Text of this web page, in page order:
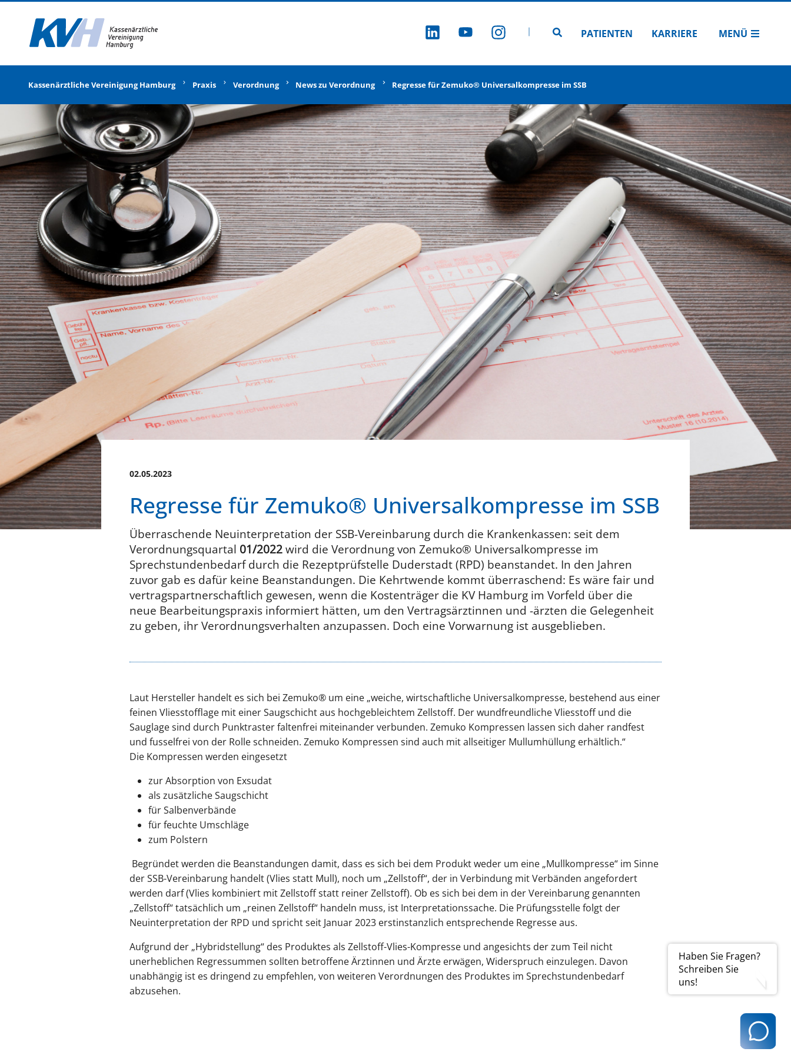
ZU LINKEDIN
ZU YOUTUBE
ZU INSTAGRAM
Zur Seitensuche
PATIENTEN KARRIERE MENÜ
Haben Sie Fragen?
Schreiben Sie
uns!
Kassenärztliche Vereinigung Hamburg Praxis Verordnung News zu Verordnung Regresse für Zemuko® Universalkompresse im SSB
02.05.2023
Regresse für Zemuko® Universalkompresse im SSB
Überraschende Neuinterpretation der SSB-Vereinbarung durch die Krankenkassen: seit dem
Verordnungsquartal 01/2022wird die Verordnung von Zemuko® Universalkompresse im
Sprechstundenbedarf durch die Rezeptprüfstelle Duderstadt (RPD) beanstandet. In den Jahren
zuvor gab es dafür keine Beanstandungen. Die Kehrtwende kommt überraschend: Es wäre fair und
vertragspartnerschaftlich gewesen, wenn die Kostenträger die KV Hamburg im Vorfeld über die
neue Bearbeitungspraxis informiert hätten, um den Vertragsärztinnen und -ärzten die Gelegenheit
zu geben, ihr Verordnungsverhalten anzupassen. Doch eine Vorwarnung ist ausgeblieben.
Laut Hersteller handelt es sich bei Zemuko® um eine „weiche, wirtschaftliche Universalkompresse, bestehend aus einer
feinen Vliesstofflage mit einer Saugschicht aus hochgebleichtem Zellstoff. Der wundfreundliche Vliesstoff und die
Sauglage sind durch Punktraster faltenfrei miteinander verbunden. Zemuko Kompressen lassen sich daher randfest
und fusselfrei von der Rolle schneiden. Zemuko Kompressen sind auch mit allseitiger Mullumhüllung erhältlich.“
Die Kompressen werden eingesetzt
zur Absorption von Exsudat
als zusätzliche Saugschicht
für Salbenverbände
für feuchte Umschläge
zum Polstern
Begründet werden die Beanstandungen damit, dass es sich bei dem Produkt weder um eine „Mullkompresse“ im Sinne
der SSB-Vereinbarung handelt (Vlies statt Mull), noch um „Zellstoff“, der in Verbindung mit Verbänden angefordert
werden darf (Vlies kombiniert mit Zellstoff statt reiner Zellstoff). Ob es sich bei dem in der Vereinbarung genannten
„Zellstoff“ tatsächlich um „reinen Zellstoff“ handeln muss, ist Interpretationssache. Die Prüfungsstelle folgt der
Neuinterpretation der RPD und spricht seit Januar 2023 erstinstanzlich entsprechende Regresse aus.
Aufgrund der „Hybridstellung“ des Produktes als Zellstoff-Vlies-Kompresse und angesichts der zum Teil nicht
unerheblichen Regressummen sollten betroffene Ärztinnen und Ärzte erwägen, Widerspruch einzulegen. Davon
unabhängig ist es dringend zu empfehlen, von weiteren Verordnungen des Produktes im Sprechstundenbedarf
abzusehen.